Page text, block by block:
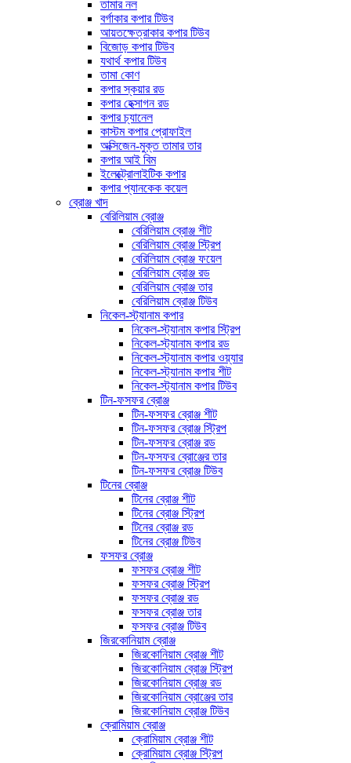
তামার নল
বর্গাকার কপার টিউব
আয়তক্ষেত্রাকার কপার টিউব
বিজোড় কপার টিউব
যথার্থ কপার টিউব
তামা কোণ
কপার স্কয়ার রড
কপার হেক্সাগন রড
কপার চ্যানেল
কাস্টম কপার প্রোফাইল
অক্সিজেন-মুক্ত তামার তার
কপার আই বিম
ইলেক্ট্রোলাইটিক কপার
কপার প্যানকেক কয়েল
ব্রোঞ্জ খাদ
বেরিলিয়াম ব্রোঞ্জ
বেরিলিয়াম ব্রোঞ্জ শীট
বেরিলিয়াম ব্রোঞ্জ স্ট্রিপ
বেরিলিয়াম ব্রোঞ্জ ফয়েল
বেরিলিয়াম ব্রোঞ্জ রড
বেরিলিয়াম ব্রোঞ্জ তার
বেরিলিয়াম ব্রোঞ্জ টিউব
নিকেল-স্ট্যানাম কপার
নিকেল-স্ট্যানাম কপার স্ট্রিপ
নিকেল-স্ট্যানাম কপার রড
নিকেল-স্ট্যানাম কপার ওয়্যার
নিকেল-স্ট্যানাম কপার শীট
নিকেল-স্ট্যানাম কপার টিউব
টিন-ফসফর ব্রোঞ্জ
টিন-ফসফর ব্রোঞ্জ শীট
টিন-ফসফর ব্রোঞ্জ স্ট্রিপ
টিন-ফসফর ব্রোঞ্জ রড
টিন-ফসফর ব্রোঞ্জের তার
টিন-ফসফর ব্রোঞ্জ টিউব
টিনের ব্রোঞ্জ
টিনের ব্রোঞ্জ শীট
টিনের ব্রোঞ্জ স্ট্রিপ
টিনের ব্রোঞ্জ রড
টিনের ব্রোঞ্জ টিউব
ফসফর ব্রোঞ্জ
ফসফর ব্রোঞ্জ শীট
ফসফর ব্রোঞ্জ স্ট্রিপ
ফসফর ব্রোঞ্জ রড
ফসফর ব্রোঞ্জ তার
ফসফর ব্রোঞ্জ টিউব
জিরকোনিয়াম ব্রোঞ্জ
জিরকোনিয়াম ব্রোঞ্জ শীট
জিরকোনিয়াম ব্রোঞ্জ স্ট্রিপ
জিরকোনিয়াম ব্রোঞ্জ রড
জিরকোনিয়াম ব্রোঞ্জের তার
জিরকোনিয়াম ব্রোঞ্জ টিউব
ক্রোমিয়াম ব্রোঞ্জ
ক্রোমিয়াম ব্রোঞ্জ শীট
ক্রোমিয়াম ব্রোঞ্জ স্ট্রিপ